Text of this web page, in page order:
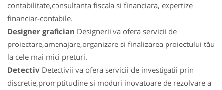
contabilitate,consultanta fiscala si financiara, expertize
financiar-contabile.
Designer grafician Designerii va ofera servicii de
proiectare,amenajare,organizare si finalizarea proiectului tău
la cele mai mici preturi.
Detectiv Detectivii va ofera servicii de investigatii prin
discretie,promptitudine si moduri inovatoare de rezolvare a